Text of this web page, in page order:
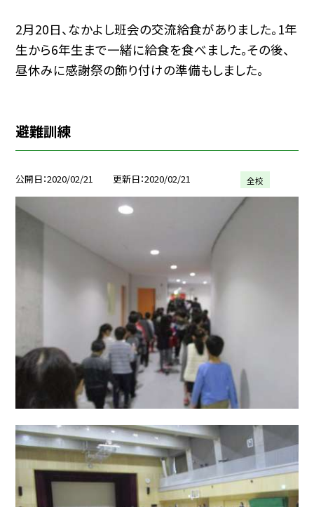
2月20日、なかよし班会の交流給食がありました。1年
生から6年生まで一緒に給食を食べました。その後、
昼休みに感謝祭の飾り付けの準備もしました。
避難訓練
公開日 2020/02/21 更新日 2020/02/21 全校